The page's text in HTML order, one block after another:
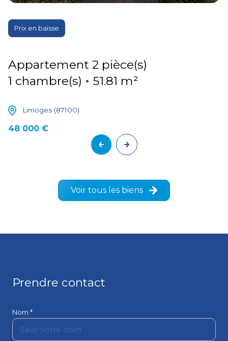
Prix en baisse
Appartement 2 pièce(s)
1 chambre(s)
51.81 m²
Limoges (87100)
48 000 €
Voir tous les biens
Prendre contact
Nom *